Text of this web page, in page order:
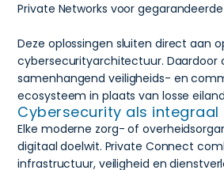
Private Networks voor
Deze oplossingen sluiten direct aan
cybersecurityarchitectuur. Daardoor
samenhangend veiligheids- en
ecosysteem in plaats van losse
Cybersecurity als integraal
Elke moderne zorg- of
digitaal doelwit. Private Connect
infrastructuur, veiligheid en